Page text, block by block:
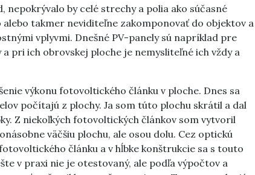
nepokrývalo by celé strechy a polia ako súčasné
takmer neviditeľne zakomponovať do objektov a
vplyvmi. Dnešné PV-panely sú napríklad pre
pri ich obrovskej ploche je nemysliteľné ich vždy a
výkonu fotovoltického článku v ploche. Dnes sa
počítajú z plochy. Ja som túto plochu skrátil a dal
Z niekoľkých fotovoltických článkov som vytvoril
väčšiu plochu, ale osou dolu. Cez optickú
článku a v hĺbke konštrukcie sa s touto
v praxi nie je otestovaný, ale podľa výpočtov a